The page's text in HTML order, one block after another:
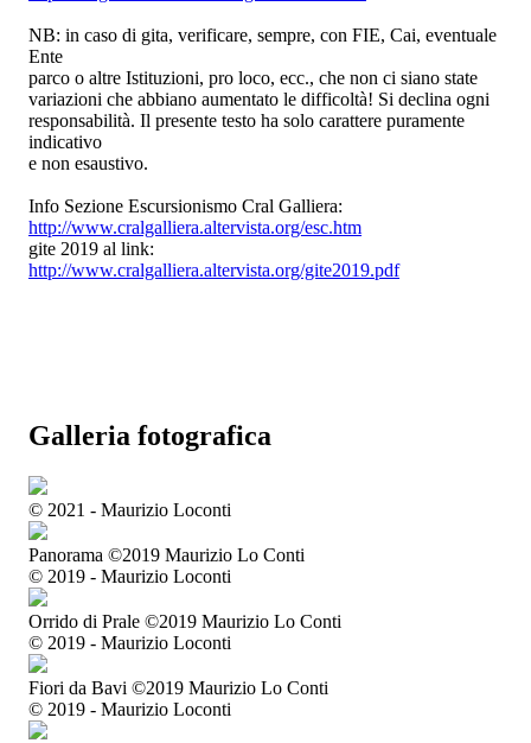
NB: in caso di gita, verificare, sempre, con FIE, Cai, eventuale
Ente
parco o altre Istituzioni, pro loco, ecc., che non ci siano state
variazioni che abbiano aumentato le difficoltà! Si declina ogni
responsabilità. Il presente testo ha solo carattere puramente
indicativo
e non esaustivo.
Info Sezione Escursionismo Cral Galliera:
http://www.cralgalliera.altervista.org/esc.htm
gite 2019 al link:
http://www.cralgalliera.altervista.org/gite2019.pdf
Galleria fotografica
© 2021 - Maurizio Loconti
Panorama ©2019 Maurizio Lo Conti
© 2019 - Maurizio Loconti
Orrido di Prale ©2019 Maurizio Lo Conti
© 2019 - Maurizio Loconti
Fiori da Bavi ©2019 Maurizio Lo Conti
© 2019 - Maurizio Loconti